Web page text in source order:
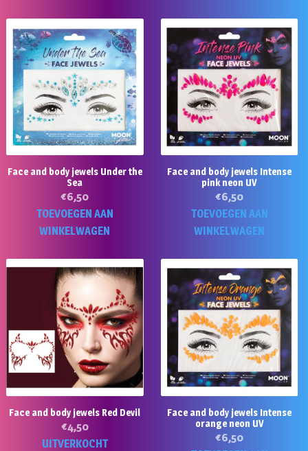
Face and body jewels Under the
Sea
€6,50
TOEVOEGEN AAN
WINKELWAGEN
Face and body jewels Intense
pink neon UV
€6,50
TOEVOEGEN AAN
WINKELWAGEN
Face and body jewels Red Devil
€4,50
UITVERKOCHT
Face and body jewels Intense
orange neon UV
€6,50